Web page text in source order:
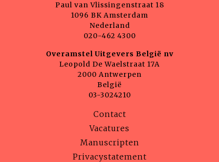
Paul van Vlissingenstraat 18
1096 BK Amsterdam
Nederland
020-462 4300
Overamstel Uitgevers België nv
Leopold De Waelstraat 17A
2000 Antwerpen
België
03-3024210
Contact
Vacatures
Manuscripten
Privacystatement